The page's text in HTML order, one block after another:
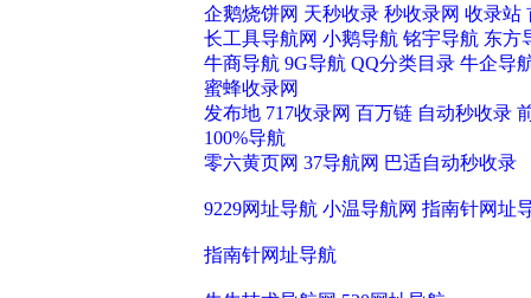
企鹅烧饼网 天秒收录 秒收录网 收录站
长工具导航网 小鹅导航 铭宇导航 东方
牛商导航 9G导航 QQ分类目录 牛企导
蜜蜂收录网
发布地 717收录网 百万链 自动秒收录
100%导航
零六黄页网 37导航网 巴适自动秒收录
9229网址导航 小温导航网 指南针网址
指南针网址导航